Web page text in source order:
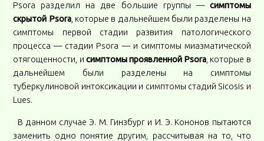
Psora разделил на две большие группы — симптомы
скрытой Psora, которые в дальнейшем были разделены на
симптомы первой стадии развития патологического
процесса — стадии Psora — и симптомы миазматической
отягощенности, и симптомы проявленной Psora, которые в
дальнейшем были разделены на симптомы
туберкулиновой интоксикации и симптомы стадий Sicosis и
Lues.
В данном случае Э. М. Гинзбург и И. Э. Кононов пытаются
заменить одно понятие другим, рассчитывая на то, что